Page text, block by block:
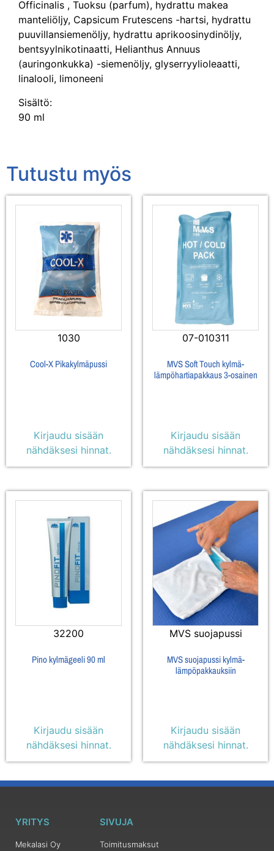
Officinalis , Tuoksu (parfum), hydrattu makea
manteliöljy, Capsicum Frutescens -hartsi, hydrattu
puuvillansiemenöljy, hydrattu aprikoosinydinöljy,
bentsyylnikotinaatti, Helianthus Annuus
(auringonkukka) -siemenöljy, glyserryylioleaatti,
linalooli, limoneeni
Sisältö:
90 ml
Tutustu myös
1030
Cool-X Pikakylmäpussi
Kirjaudu sisään
nähdäksesi hinnat.
07-010311
MVS Soft Touch kylmä-
lämpöhartiapakkaus 3-osainen
Kirjaudu sisään
nähdäksesi hinnat.
32200
Pino kylmägeeli 90 ml
Kirjaudu sisään
nähdäksesi hinnat.
MVS suojapussi
MVS suojapussi kylmä-
lämpöpakkauksiin
Kirjaudu sisään
nähdäksesi hinnat.
YRITYS
Mekalasi Oy
SIVUJA
Toimitusmaksut